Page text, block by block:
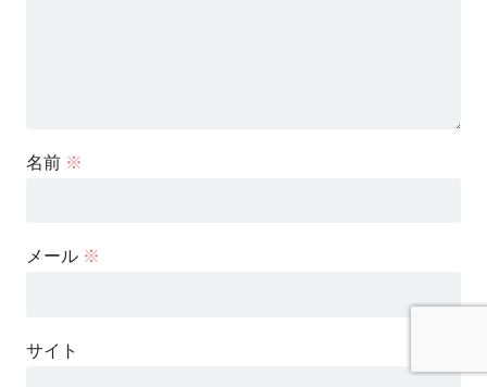
名前 ※
メール ※
サイト